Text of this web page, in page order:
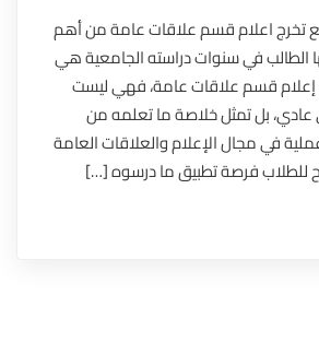
تخرج اعلام قسم علاقات عامة من أهم
الطالب في سنوات دراسته الجامعية هي
إعلام قسم علاقات عامة، فهي ليست
بل تمثل خلاصة ما تعلمه من
في مجال الإعلام والعلاقات العامة
للطلاب فرصة تطبيق ما درسوه […]